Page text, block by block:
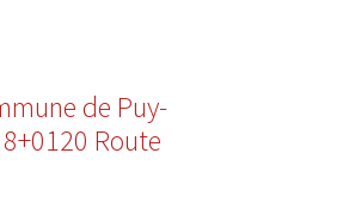
de Puy-
Route